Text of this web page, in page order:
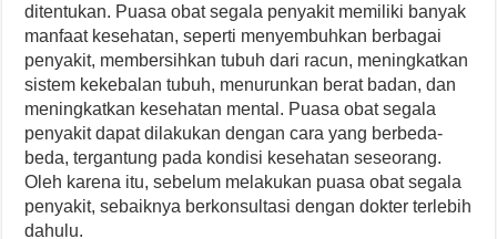
ditentukan. Puasa obat segala penyakit memiliki banyak
manfaat kesehatan, seperti menyembuhkan berbagai
penyakit, membersihkan tubuh dari racun, meningkatkan
sistem kekebalan tubuh, menurunkan berat badan, dan
meningkatkan kesehatan mental. Puasa obat segala
penyakit dapat dilakukan dengan cara yang berbeda-
beda, tergantung pada kondisi kesehatan seseorang.
Oleh karena itu, sebelum melakukan puasa obat segala
penyakit, sebaiknya berkonsultasi dengan dokter terlebih
dahulu.